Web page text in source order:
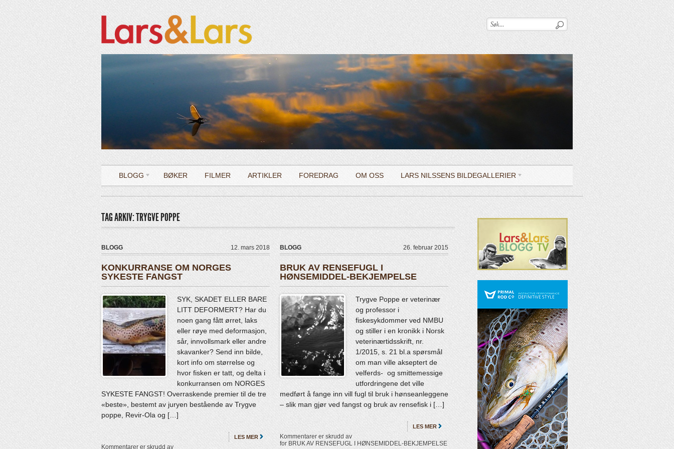
BLOGG BØKER FILMER ARTIKLER FOREDRAG OM OSS LARS NILSSENS BILDEGALLERIER
TAG ARKIV: TRYGVE POPPE
BLOGG 12. mars 2018
KONKURRANSE OM NORGES
SYKESTE FANGST
SYK, SKADET ELLER BARE
LITT DEFORMERT? Har du
noen gang fått ørret, laks
eller røye med deformasjon,
sår, innvollsmark eller andre
skavanker? Send inn bilde,
kort info om størrelse og
hvor fisken er tatt, og delta i
konkurransen om NORGES
SYKESTE FANGST! Overraskende premier til de tre
«beste», bestemt av juryen bestående av Trygve
poppe, Revir-Ola og […]
LES MER
Kommentarer er skrudd av
BLOGG 26. februar 2015
BRUK AV RENSEFUGL I
HØNSEMIDDEL-BEKJEMPELSE
Trygve Poppe er veterinær
og professor i
fiskesykdommer ved NMBU
og stiller i en kronikk i Norsk
veterinærtidsskrift, nr.
1/2015, s. 21 bl.a spørsmål
om man ville akseptert de
velferds- og smittemessige
utfordringene det ville
medført å fange inn vill fugl til bruk i hønseanleggene
– slik man gjør ved fangst og bruk av rensefisk i […]
LES MER
Kommentarer er skrudd av
for BRUK AV RENSEFUGL I HØNSEMIDDEL-BEKJEMPELSE